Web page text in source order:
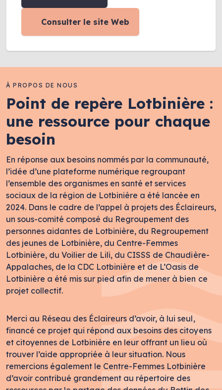
Consulter le site Web
À PROPOS DE NOUS
Point de repère Lotbinière :
une ressource pour chaque
besoin
En réponse aux besoins nommés par la communauté,
l’idée d’une plateforme numérique regroupant
l’ensemble des organismes en santé et services
sociaux de la région de Lotbinière a été lancée en
2024. Dans le cadre de l’appel à projets des Éclaireurs,
un sous-comité composé du Regroupement des
personnes aidantes de Lotbinière, du Regroupement
des jeunes de Lotbinière, du Centre-Femmes
Lotbinière, du Voilier de Lili, du CISSS de Chaudière-
Appalaches, de la CDC Lotbinière et de L’Oasis de
Lotbinière a été mis sur pied afin de mener à bien ce
projet collectif.
Merci au Réseau des Éclaireurs d’avoir, à lui seul,
financé ce projet qui répond aux besoins des citoyens
et citoyennes de Lotbinière en leur offrant un lieu où
trouver l’aide appropriée à leur situation. Nous
remercions également le Centre-Femmes Lotbinière
d’avoir contribué grandement au répertoire des